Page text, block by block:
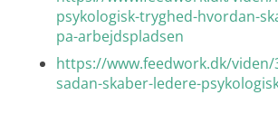
psykologisk-tryghed-hvordan-
pa-arbejdspladsen
https://www.feedwork.dk/
sadan-skaber-ledere-